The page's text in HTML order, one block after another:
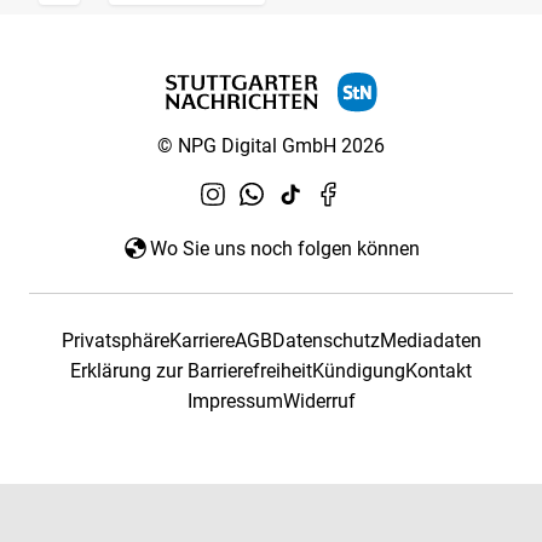
© NPG Digital GmbH 2026
Wo Sie uns noch folgen können
PrivatsphäreKarriereAGBDatenschutzMediadaten
Erklärung zur BarrierefreiheitKündigungKontakt
ImpressumWiderruf